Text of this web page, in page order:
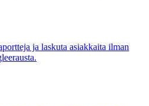
ja laskuta asiakkaita ilman